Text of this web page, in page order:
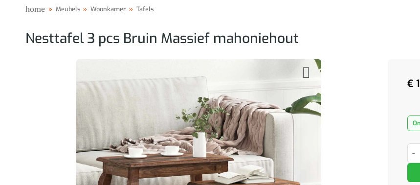
home » Meubels » Woonkamer » Tafels
Nesttafel 3 pcs Bruin Massief mahoniehout
€